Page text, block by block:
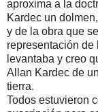
aproxima a la
Kardec un
y de la obra que
representación
levantaba y creo
Allan Kardec de
tierra.
Todos estuvieron